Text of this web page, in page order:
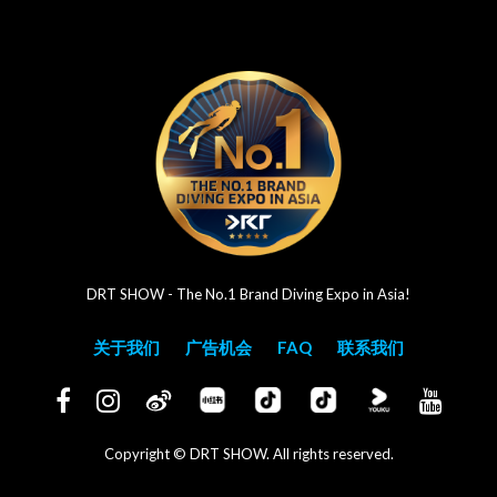
DRT SHOW - The No.1 Brand Diving Expo in Asia!
关于我们 广告机会 FAQ 联系我们
Copyright © DRT SHOW. All rights reserved.